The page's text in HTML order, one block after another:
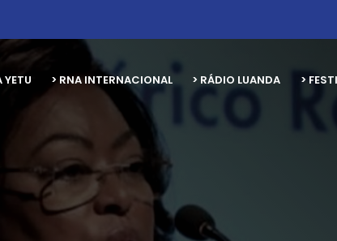
YETU > RNA INTERNACIONAL > RÁDIO LUANDA >